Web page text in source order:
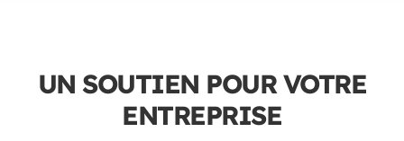
UN SOUTIEN POUR VOTRE
ENTREPRISE